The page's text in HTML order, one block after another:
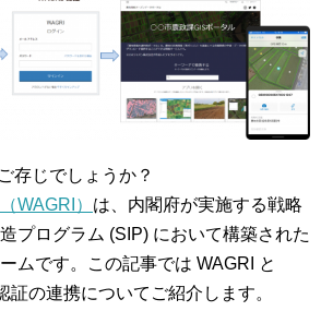
存じでしょうか？
WAGRI） は、内閣府が実施する戦略
プログラム (SIP) において構築された
ムです。この記事では WAGRI と
証の連携についてご紹介します。